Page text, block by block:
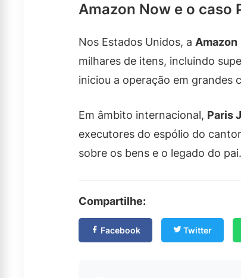
Amazon Now e o caso
Nos Estados Unidos, a Amazon
milhares de itens, incluindo
iniciou a operação em grandes
Em âmbito internacional, Paris
executores do espólio do
sobre os bens e o legado do
Compartilhe:
Facebook Twitter